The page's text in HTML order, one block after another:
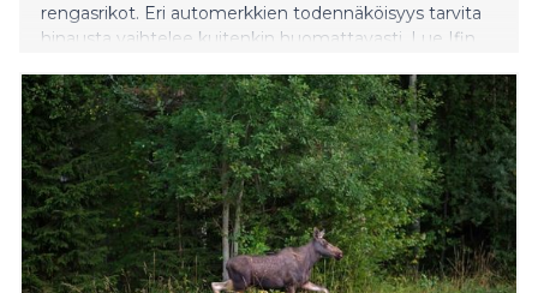
rengasrikot. Eri automerkkien todennäköisyys tarvita
hinausta vaihtelee kuitenkin huomattavasti. Lue Ifin